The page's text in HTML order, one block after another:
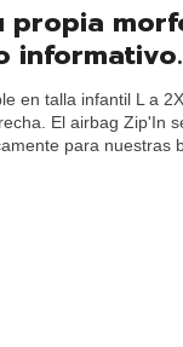
propia
informativo.
en talla infantil L a
El airbag Zip'In
para